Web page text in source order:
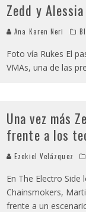
Zedd y
Ana Karen Neri
Foto vía Rukes El
VMAs, una de las
Una vez más
frente a los
Ezekiel Velázquez
En The Electro
Chainsmokers,
frente a un